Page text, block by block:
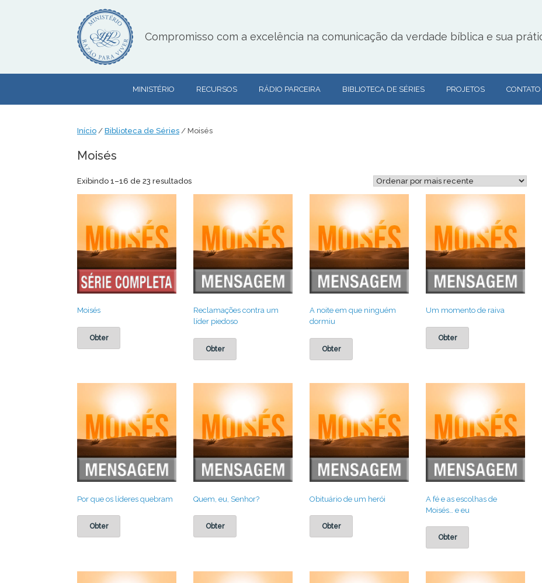
Compromisso com a excelência na comunicação da verdade bíblica e sua
MINISTÉRIO RECURSOS RÁDIO PARCEIRA BIBLIOTECA DE SÉRIES PROJETOS CONTATO
Início / Biblioteca de Séries / Moisés
Moisés
Exibindo 1–16 de 23 resultadosClassificado
Moisés
Obter
Reclamações contra um
líder piedoso
Obter
A noite em que ninguém
dormiu
Obter
Um momento de raiva
Obter
Por que os líderes quebram
Obter
Quem, eu, Senhor?
Obter
Obituário de um herói
Obter
A fé e as escolhas de
Moisés… e eu
Obter